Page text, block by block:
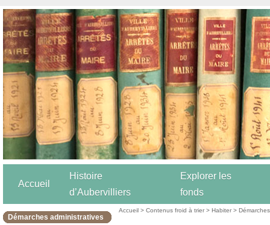
Accueil
Histoire
d’Aubervilliers
Explorer les
fonds
Démarches administratives
Accueil >Contenus froid à trier >Habiter >